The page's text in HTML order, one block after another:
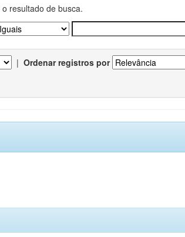
resultado de busca.
| Ordenar registros por